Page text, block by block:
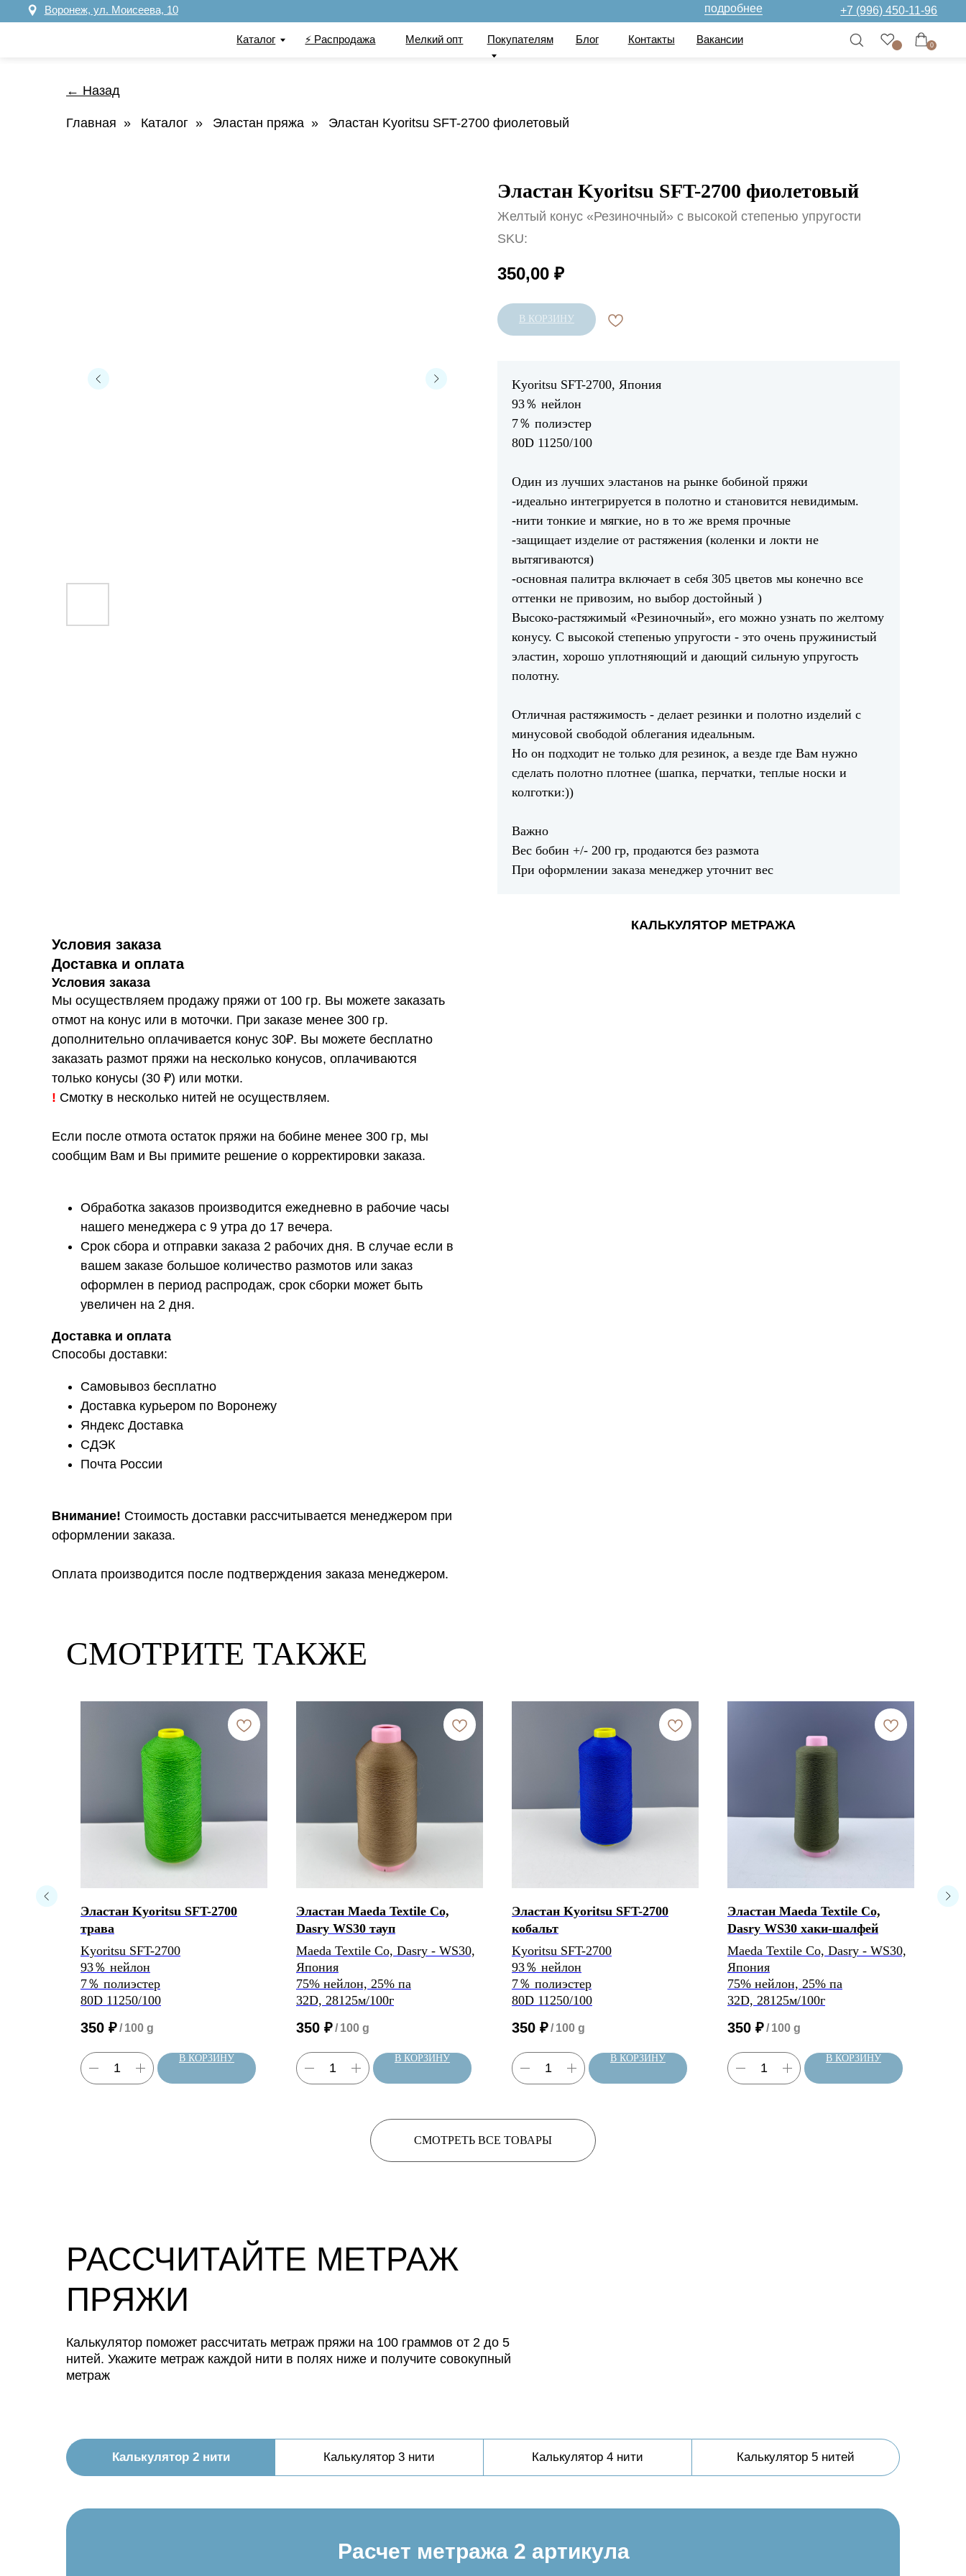
Покупателям Блог
Мелкий опт Контакты Вакансии
Каталог ⚡️ Распродажа
+7 (996) 450-11-96
Воронеж, ул. Моисеева, 10
← Назад
Главная » Каталог » Эластан пряжа » Эластан Kyoritsu SFT-2700 фиолетовый
Эластан Kyoritsu SFT-2700 фиолетовый
Желтый конус «Резиночный» с высокой степенью упругости
SKU:
350,00 ₽
В КОРЗИНУ
Kyoritsu SFT-2700, Япония
93％ нейлон
7％ полиэстер
80D 11250/100
Один из лучших эластанов на рынке бобиной пряжи
-идеально интегрируется в полотно и становится невидимым.
-нити тонкие и мягкие, но в то же время прочные
-защищает изделие от растяжения (коленки и локти не
вытягиваются)
-основная палитра включает в себя 305 цветов мы конечно все
оттенки не привозим, но выбор достойный )
Высоко-растяжимый «Резиночный», его можно узнать по желтому
конусу. С высокой степенью упругости - это очень пружинистый
эластин, хорошо уплотняющий и дающий сильную упругость
полотну.
Отличная растяжимость - делает резинки и полотно изделий с
минусовой свободой облегания идеальным.
Но он подходит не только для резинок, а везде где Вам нужно
сделать полотно плотнее (шапка, перчатки, теплые носки и
колготки:))
Важно
Вес бобин +/- 200 гр, продаются без размота
При оформлении заказа менеджер уточнит вес
КАЛЬКУЛЯТОР МЕТРАЖА
Условия заказа
Доставка и оплата
Условия заказа
Мы осуществляем продажу пряжи от 100 гр. Вы можете заказать
отмот на конус или в моточки. При заказе менее 300 гр.
дополнительно оплачивается конус 30₽. Вы можете бесплатно
заказать размот пряжи на несколько конусов, оплачиваются
только конусы (30 ₽) или мотки.
! Смотку в несколько нитей не осуществляем.
Если после отмота остаток пряжи на бобине менее 300 гр, мы
сообщим Вам и Вы примите решение о корректировки заказа.
Обработка заказов производится ежедневно в рабочие часы
нашего менеджера с 9 утра до 17 вечера.
Срок сбора и отправки заказа 2 рабочих дня. В случае если в
вашем заказе большое количество размотов или заказ
оформлен в период распродаж, срок сборки может быть
увеличен на 2 дня.
Доставка и оплата
Способы доставки:
Самовывоз бесплатно
Доставка курьером по Воронежу
Яндекс Доставка
СДЭК
Почта России
Внимание! Стоимость доставки рассчитывается менеджером при
оформлении заказа.
Оплата производится после подтверждения заказа менеджером.
СМОТРИТЕ ТАКЖЕ
Эластан Kyoritsu SFT-2700
трава
Kyoritsu SFT-2700
93％ нейлон
7％ полиэстер
80D 11250/100
350 ₽/ 100 g
В КОРЗИНУ
Эластан Maeda Textile Co,
Dasry WS30 тауп
Maeda Textile Co, Dasry - WS30,
Япония
75% нейлон, 25% па
32D, 28125м/100г
350 ₽/ 100 g
В КОРЗИНУ
Эластан Kyoritsu SFT-2700
кобальт
Kyoritsu SFT-2700
93％ нейлон
7％ полиэстер
80D 11250/100
350 ₽/ 100 g
В КОРЗИНУ
Эластан Maeda Textile Co,
Dasry WS30 хаки-шалфей
Maeda Textile Co, Dasry - WS30,
Япония
75% нейлон, 25% па
32D, 28125м/100г
350 ₽/ 100 g
В КОРЗИНУ
СМОТРЕТЬ ВСЕ ТОВАРЫ
РАССЧИТАЙТЕ МЕТРАЖ
ПРЯЖИ
Калькулятор поможет рассчитать метраж пряжи на 100 граммов от 2 до 5
нитей. Укажите метраж каждой нити в полях ниже и получите совокупный
метраж
Калькулятор 2 нити Калькулятор 3 нити Калькулятор 4 нити Калькулятор 5 нитей
Расчет метража 2 артикула